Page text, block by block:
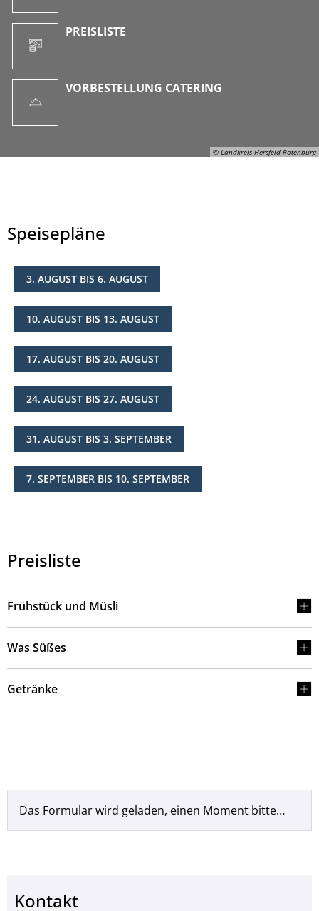
© Landkreis Hersfeld-Rotenburg
PREISLISTE
VORBESTELLUNG CATERING
Speisepläne
3. AUGUST BIS 6. AUGUST
10. AUGUST BIS 13. AUGUST
17. AUGUST BIS 20. AUGUST
24. AUGUST BIS 27. AUGUST
31. AUGUST BIS 3. SEPTEMBER
7. SEPTEMBER BIS 10. SEPTEMBER
Preisliste
Frühstück und Müsli
Was Süßes
Getränke
Das Formular wird geladen, einen Moment bitte…
Kontakt